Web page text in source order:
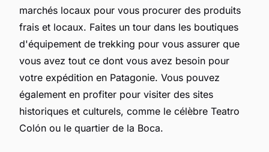
marchés locaux pour vous procurer des produits
frais et locaux. Faites un tour dans les boutiques
d'équipement de trekking pour vous assurer que
vous avez tout ce dont vous avez besoin pour
votre expédition en Patagonie. Vous pouvez
également en profiter pour visiter des sites
historiques et culturels, comme le célèbre Teatro
Colón ou le quartier de la Boca.